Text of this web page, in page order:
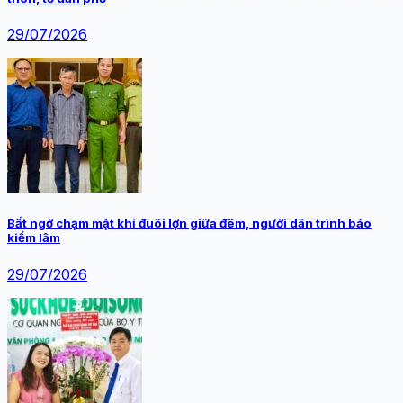
29/07/2026
Bất ngờ chạm mặt khỉ đuôi lợn giữa đêm, người dân trình báo
kiểm lâm
29/07/2026